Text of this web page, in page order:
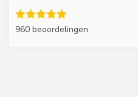
960 beoordelingen